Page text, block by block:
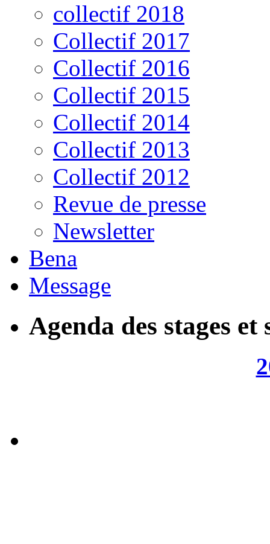
collectif 2018
Collectif 2017
Collectif 2016
Collectif 2015
Collectif 2014
Collectif 2013
Collectif 2012
Revue de presse
Newsletter
Bena
Message
Agenda des stages et